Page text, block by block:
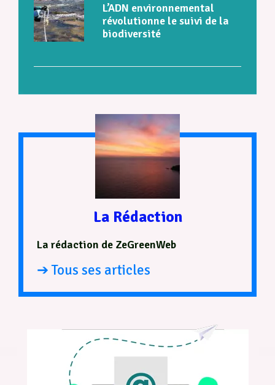
L’ADN environnemental
révolutionne le suivi de la
biodiversité
La Rédaction
La rédaction de ZeGreenWeb
➔ Tous ses articles